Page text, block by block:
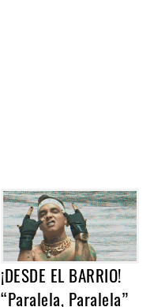
¡DESDE EL BARRIO!
“Paralela, Paralela”